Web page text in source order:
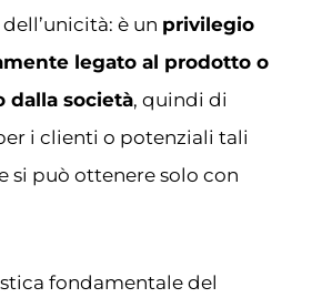
è un privilegio
legato al prodotto o
dalla società, quindi di
i clienti o potenziali tali
si può ottenere solo con
fondamentale del